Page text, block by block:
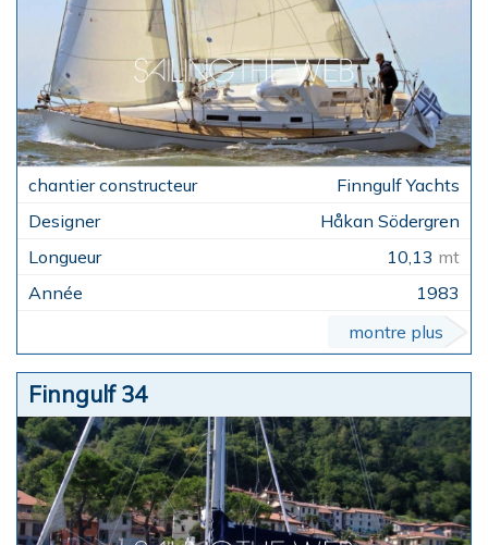
Finngulf Yachts
Håkan Södergren
10,13 mt
1983
montre plus
Finngulf 34